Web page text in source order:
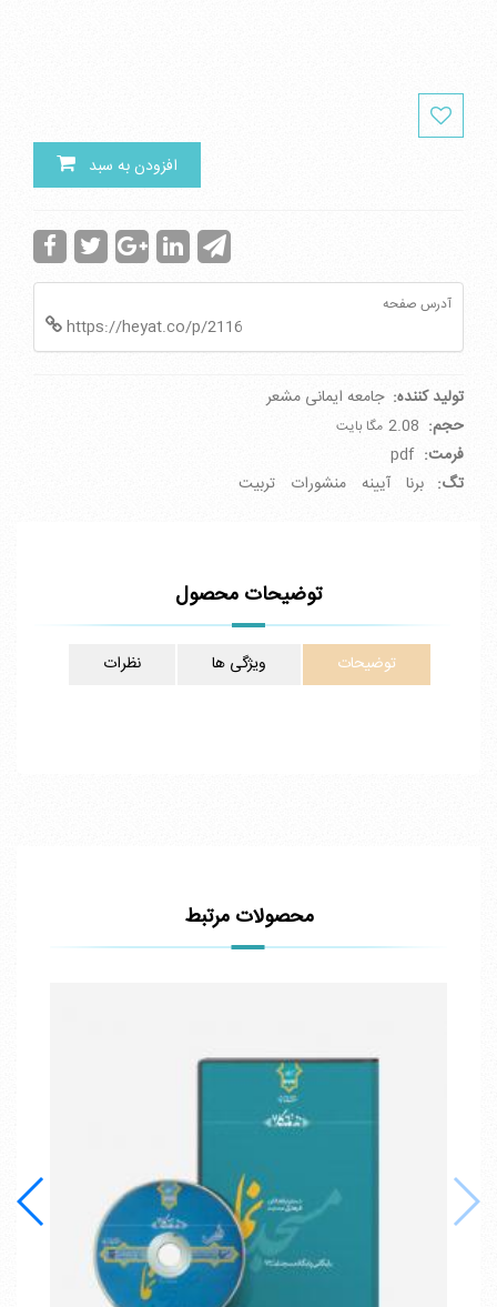
افزودن به سبد
آدرس صفحه
https://heyat.co/p/2116
تولید کننده: جامعه ایمانی مشعر
حجم: 2.08 مگا بایت
فرمت: pdf
تگ: برنا آیینه منشورات تربیت
توضیحات محصول
توضیحات ویژگی ها نظرات
محصولات مرتبط